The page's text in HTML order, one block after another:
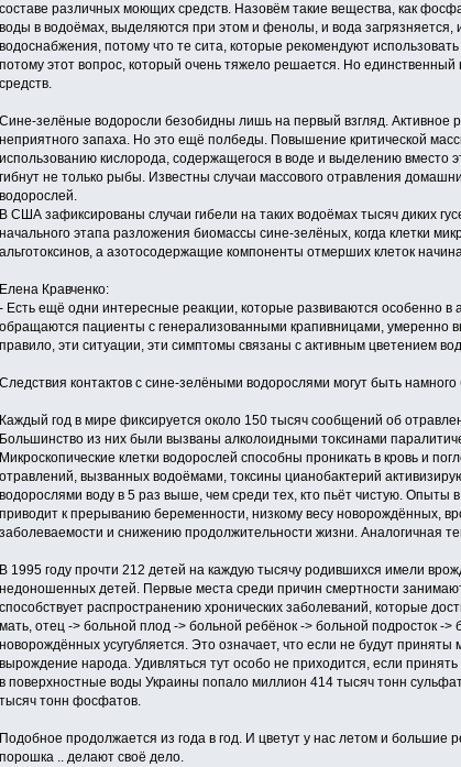
составе различных моющих средств. Назовём такие вещества, как
воды в водоёмах, выделяются при этом и фенолы, и вода загрязняется,
водоснабжения, потому что те сита, которые рекомендуют
потому этот вопрос, который очень тяжело решается. Но
средств.
Сине-зелёные водоросли безобидны лишь на первый взгляд. Активное
неприятного запаха. Но это ещё полбеды. Повышение критической
использованию кислорода, содержащегося в воде и выделению вместо
гибнут не только рыбы. Известны случаи массового отравления
водорослей.
В США зафиксированы случаи гибели на таких водоёмах тысяч диких
начального этапа разложения биомассы сине-зелёных, когда клетки
альготоксинов, а азотосодержащие компоненты отмерших клеток
Елена Кравченко:
- Есть ещё одни интересные реакции, которые развиваются особенно в
обращаются пациенты с генерализованными крапивницами,
правило, эти ситуации, эти симптомы связаны с активным цветением
Следствия контактов с сине-зелёными водорослями могут быть
Каждый год в мире фиксируется около 150 тысяч сообщений об
Большинство из них были вызваны алколоидными токсинами
Микроскопические клетки водорослей способны проникать в кровь и
отравлений, вызванных водоёмами, токсины цианобактерий
водорослями воду в 5 раз выше, чем среди тех, кто пьёт чистую. Опыты
приводит к прерыванию беременности, низкому весу новорождённых,
заболеваемости и снижению продолжительности жизни. Аналогичная
В 1995 году прочти 212 детей на каждую тысячу родившихся имели
недоношенных детей. Первые места среди причин смертности
способствует распространению хронических заболеваний, которые
мать, отец -> больной плод -> больной ребёнок -> больной подросток -
новорождённых усугубляется. Это означает, что если не будут
вырождение народа. Удивляться тут особо не приходится, если
в поверхностные воды Украины попало миллион 414 тысяч тонн
тысяч тонн фосфатов.
Подобное продолжается из года в год. И цветут у нас летом и
порошка .. делают своё дело.